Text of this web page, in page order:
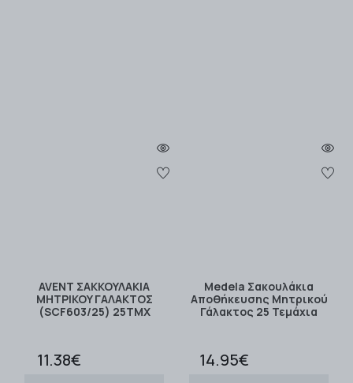
AVENT ΣΑΚΚΟΥΛΑΚΙΑ
ΜΗΤΡIKOY ΓΑΛΑΚΤΟΣ
(SCF603/25) 25TMX
11.38€
Medela Σακουλάκια
Αποθήκευσης Μητρικού
Γάλακτος 25 Τεμάχια
14.95€